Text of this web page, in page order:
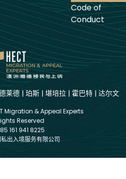
Code of
Conduct
莱德 | 珀斯 | 堪培拉 | 霍巴特 | 达尔文
Migration & Appeal Experts
Reserved
161 941 8225
出入境服务有限公司